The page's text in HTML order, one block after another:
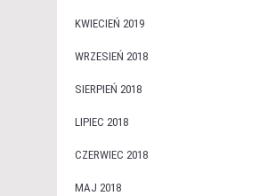
KWIECIEŃ 2019
WRZESIEŃ 2018
SIERPIEŃ 2018
LIPIEC 2018
CZERWIEC 2018
MAJ 2018